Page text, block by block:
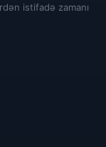
istifadə zamanı